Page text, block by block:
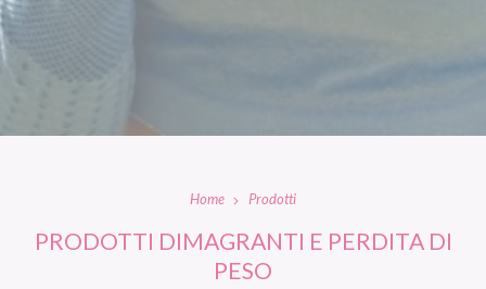
Home Prodotti
PRODOTTI DIMAGRANTI E PERDITA DI
PESO